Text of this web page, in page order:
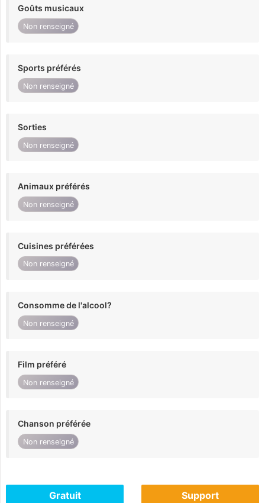
Goûts musicaux
Non renseigné
Sports préférés
Non renseigné
Sorties
Non renseigné
Animaux préférés
Non renseigné
Cuisines préférées
Non renseigné
Consomme de l'alcool?
Non renseigné
Film préféré
Non renseigné
Chanson préférée
Non renseigné
Gratuit Support